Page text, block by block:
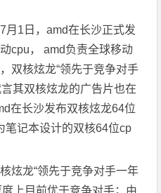
月1日，amd在长沙正式发
cpu， amd负责全球移动
双核炫龙“领先于竞争对手
其双核炫龙的广告片也在
长沙发布双核炫龙64位
笔记本设计的双核64位cp
龙“领先于竞争对手一年
上目前优于竞争对手；由